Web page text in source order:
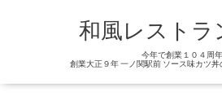
和風レストラ
今年で創業１０４周年
創業大正９年 一ノ関駅前 ソース味カツ丼